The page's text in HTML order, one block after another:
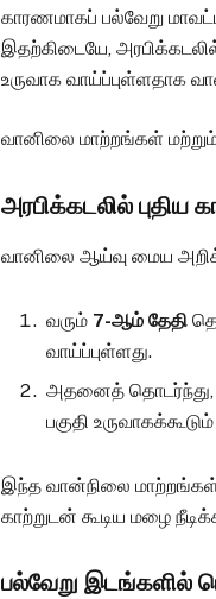
காரணமாகப் பல்வேறு
இதற்கிடையே,
உருவாக வாய்ப்புள்ளதாக
வானிலை மாற்றங்கள் மற்றும்
அரபிக்கடலில் புதிய
வானிலை ஆய்வு மைய
வரும் 7-ஆம் தேதி
வாய்ப்புள்ளது.
அதனைத் தொடர்ந்து,
பகுதி
இந்த வான்நிலை
காற்றுடன் கூடிய மழை
பல்வேறு இடங்களில்